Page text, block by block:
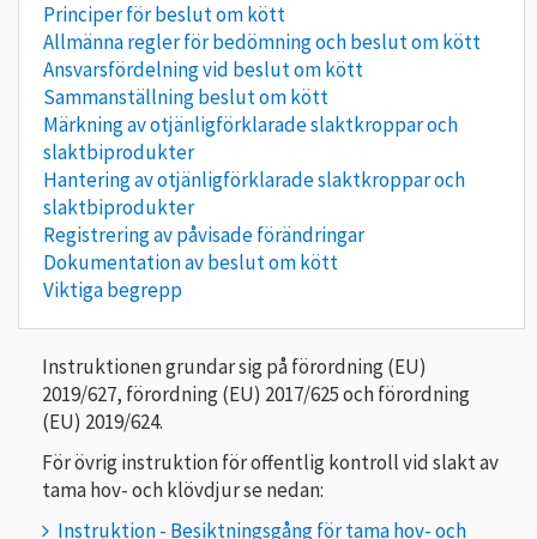
Principer för beslut om kött
Allmänna regler för bedömning och beslut om kött
Ansvarsfördelning vid beslut om kött
Sammanställning beslut om kött
Märkning av otjänligförklarade slaktkroppar och
slaktbiprodukter
Hantering av otjänligförklarade slaktkroppar och
slaktbiprodukter
Registrering av påvisade förändringar
Dokumentation av beslut om kött
Viktiga begrepp
Instruktionen grundar sig på förordning (EU)
2019/627, förordning (EU) 2017/625 och förordning
(EU) 2019/624.
För övrig instruktion för offentlig kontroll vid slakt av
tama hov- och klövdjur se nedan:
Instruktion - Besiktningsgång för tama hov- och